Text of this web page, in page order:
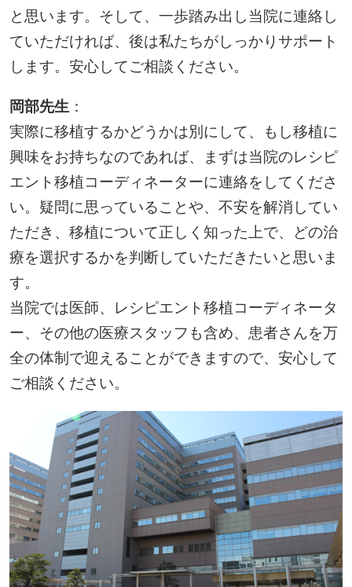
と思います。そして、一歩踏み出し当院に連絡し
ていただければ、後は私たちがしっかりサポート
します。安心してご相談ください。
岡部先生 ：
実際に移植するかどうかは別にして、もし移植に
興味をお持ちなのであれば、まずは当院のレシピ
エント移植コーディネーターに連絡をしてくださ
い。疑問に思っていることや、不安を解消してい
ただき、移植について正しく知った上で、どの治
療を選択するかを判断していただきたいと思いま
す。
当院では医師、レシピエント移植コーディネータ
ー、その他の医療スタッフも含め、患者さんを万
全の体制で迎えることができますので、安心して
ご相談ください。